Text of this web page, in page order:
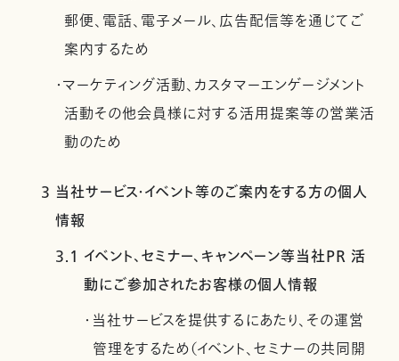
郵便、電話、電子メール、広告配信等を通じてご
案内するため
・マーケティング活動、カスタマーエンゲージメント
活動その他会員様に対する活用提案等の営業活
動のため
3 当社サービス・イベント等のご案内をする方の個人
情報
3.1 イベント、セミナー、キャンペーン等当社PR 活
動にご参加されたお客様の個人情報
・当社サービスを提供するにあたり、その運営
管理をするため（イベント、セミナーの共同開